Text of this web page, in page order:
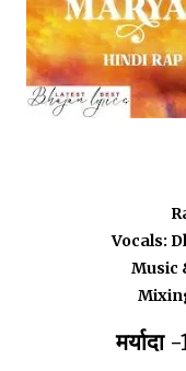
Vocals:
Music
मर्यादा